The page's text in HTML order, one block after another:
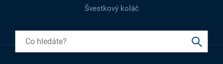
Švestkový koláč